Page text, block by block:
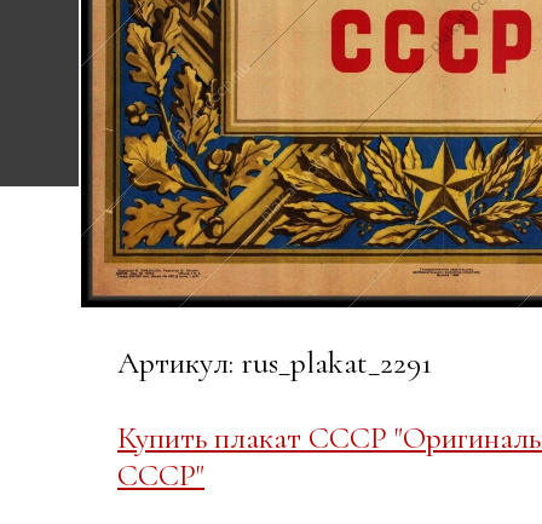
Артикул: rus_plakat_2291
Купить плакат СССР
СССР"